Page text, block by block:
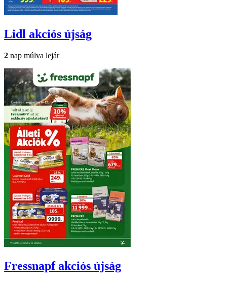
Lidl akciós újság
2 nap múlva lejár
Fressnapfakciós újság